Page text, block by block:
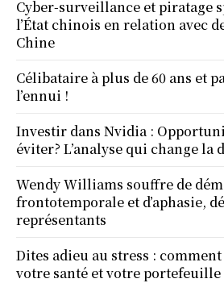
Cyber-surveillance et piratage
l’État chinois en relation avec
Chine
Célibataire à plus de 60 ans et
l’ennui !
Investir dans Nvidia :
éviter? L’analyse qui change la
Wendy Williams souffre de
frontotemporale et d’aphasie,
représentants
Dites adieu au stress :
votre santé et votre portefeuille